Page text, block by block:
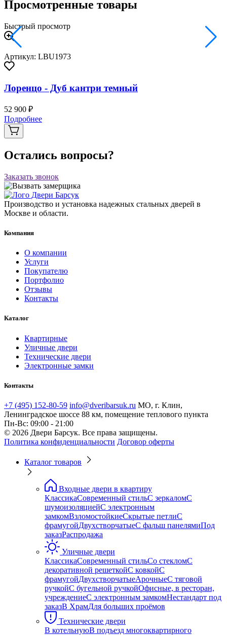
Просмотренные товары
Быстрый просмотр
Артикул: LBU1973
Лоренцо - Дуб кантри темный
52 900 ₽
Подробнее
Остались вопросы?
Заказать звонок
Производство и установка надежных стальных дверей в
Москве и области.
Компания
О компании
Услуги
Покупателю
Портфолио
Отзывы
Контакты
Каталог
Квартирные
Уличные двери
Технические двери
Электронные замки
Контакты
+7 (495) 152-80-59 info@dveribarsuk.ru МО, г. Клин,
Ленинградское шоссе 88 км, помещение теплового пункта
Пн-Вс: 09:00 - 21:00
© 2026 Двери Барсук. Все права защищены.
Политика конфиденциальности Договор оферты
Каталог товаров
Входные двери в квартиру
КлассикаСовременный стильС зеркаломС
шумоизоляциейС электронным
замкомВзломостойкиеСкрытые петлиС
фрамугойДвухстворчатыеС фальш панелямиПод
заказРаспродажа
Уличные двери
КлассикаСовременный стильСо стекломС
декоративной решеткойС ковкойС
фрамугойДвухстворчатыеАрочныеС тяговой
ручкойС бугельной ручкойОфисные, в ресторан,
учреждениеС электронным замкомНестандарт под
заказВ ХрамДля больших проёмов
Технические двери
В котельнуюВ подъезд многоквартирного